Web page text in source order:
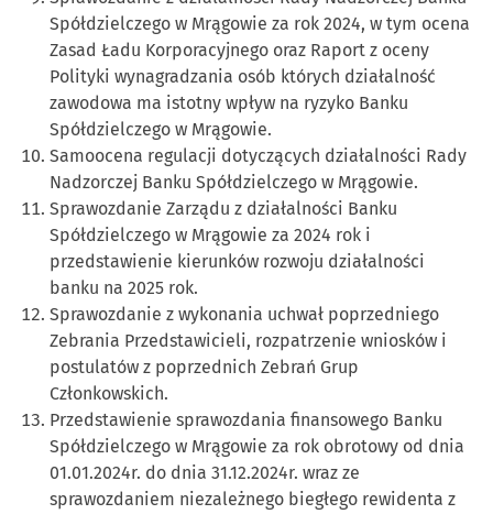
Spółdzielczego w Mrągowie za rok 2024, w tym ocena
Zasad Ładu Korporacyjnego oraz Raport z oceny
Polityki wynagradzania osób których działalność
zawodowa ma istotny wpływ na ryzyko Banku
Spółdzielczego w Mrągowie.
Samoocena regulacji dotyczących działalności Rady
Nadzorczej Banku Spółdzielczego w Mrągowie.
Sprawozdanie Zarządu z działalności Banku
Spółdzielczego w Mrągowie za 2024 rok i
przedstawienie kierunków rozwoju działalności
banku na 2025 rok.
Sprawozdanie z wykonania uchwał poprzedniego
Zebrania Przedstawicieli, rozpatrzenie wniosków i
postulatów z poprzednich Zebrań Grup
Członkowskich.
Przedstawienie sprawozdania finansowego Banku
Spółdzielczego w Mrągowie za rok obrotowy od dnia
01.01.2024r. do dnia 31.12.2024r. wraz ze
sprawozdaniem niezależnego biegłego rewidenta z